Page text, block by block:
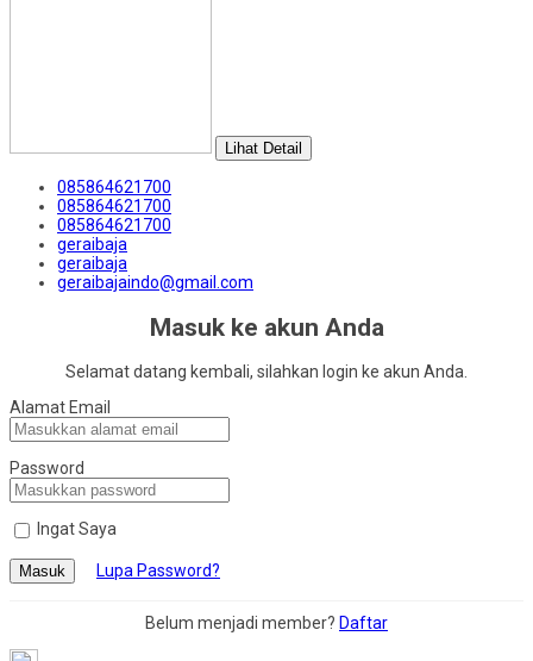
Lihat Detail
085864621700
085864621700
085864621700
geraibaja
geraibaja
geraibajaindo@gmail.com
Masuk ke akun Anda
Selamat datang kembali, silahkan login ke akun Anda.
Alamat Email
Password
Ingat Saya
Masuk Lupa Password?
Belum menjadi member? Daftar